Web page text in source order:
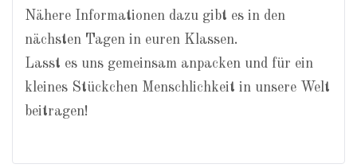
Nähere Informationen dazu gibt es in den
nächsten Tagen in euren Klassen.
Lasst es uns gemeinsam anpacken und für ein
kleines Stückchen Menschlichkeit in unsere Welt
beitragen!